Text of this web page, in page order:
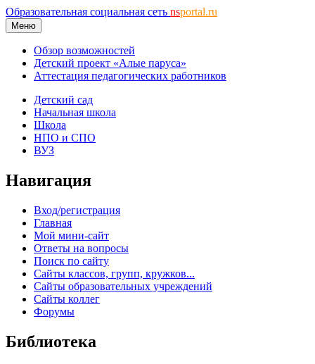
Образовательная социальная сеть nsportal.ru
Меню
Обзор возможностей
Детский проект «Алые паруса»
Аттестация педагогических работников
Детский сад
Начальная школа
Школа
НПО и СПО
ВУЗ
Навигация
Вход/регистрация
Главная
Мой мини-сайт
Ответы на вопросы
Поиск по сайту
Сайты классов, групп, кружков...
Сайты образовательных учреждений
Сайты коллег
Форумы
Библиотека